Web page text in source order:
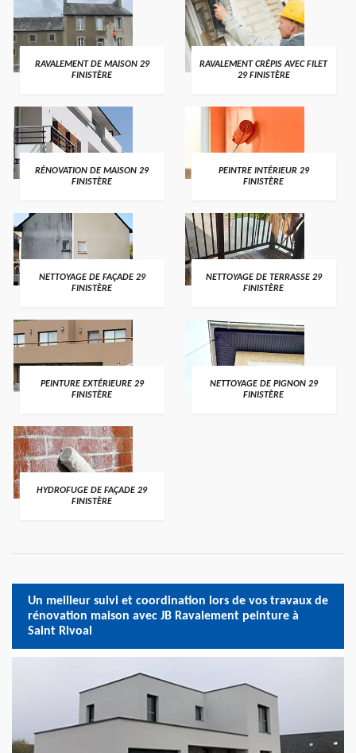
RAVALEMENT DE MAISON 29
FINISTÈRE
RAVALEMENT CRÉPIS AVEC FILET
29 FINISTÈRE
RÉNOVATION DE MAISON 29
FINISTÈRE
PEINTRE INTÉRIEUR 29
FINISTÈRE
NETTOYAGE DE FAÇADE 29
FINISTÈRE
NETTOYAGE DE TERRASSE 29
FINISTÈRE
PEINTURE EXTÉRIEURE 29
FINISTÈRE
NETTOYAGE DE PIGNON 29
FINISTÈRE
HYDROFUGE DE FAÇADE 29
FINISTÈRE
Un meilleur suivi et coordination lors de vos travaux de
rénovation maison avec JB Ravalement peinture à
Saint Rivoal